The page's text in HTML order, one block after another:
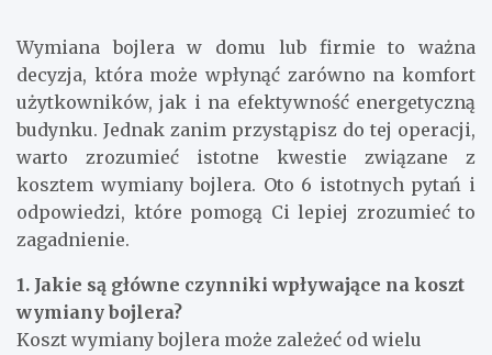
Wymiana bojlera w domu lub firmie to ważna
decyzja, która może wpłynąć zarówno na komfort
użytkowników, jak i na efektywność energetyczną
budynku. Jednak zanim przystąpisz do tej operacji,
warto zrozumieć istotne kwestie związane z
kosztem wymiany bojlera. Oto 6 istotnych pytań i
odpowiedzi, które pomogą Ci lepiej zrozumieć to
zagadnienie.
1. Jakie są główne czynniki wpływające na koszt
wymiany bojlera?
Koszt wymiany bojlera może zależeć od wielu